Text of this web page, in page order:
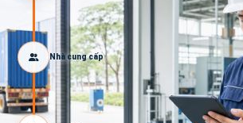
Nhà cung cấp